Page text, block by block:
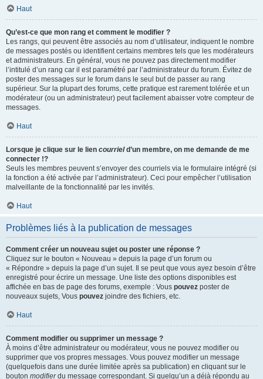
Haut
Qu’est-ce que mon rang et comment le modifier ?
Les rangs, qui peuvent être associés au nom d’utilisateur, indiquent le nombre
de messages postés ou identifient certains membres tels que les modérateurs
et administrateurs. En général, vous ne pouvez pas directement modifier
l’intitulé d’un rang car il est paramétré par l’administrateur du forum. Évitez de
poster des messages sur le forum dans le seul but de passer au rang
supérieur. Sur la plupart des forums, cette pratique est rarement tolérée et un
modérateur (ou un administrateur) peut facilement abaisser votre compteur de
messages.
Haut
Lorsque je clique sur le lien courrield’un membre, on me demande de me
connecter !?
Seuls les membres peuvent s’envoyer des courriels via le formulaire intégré (si
la fonction a été activée par l’administrateur). Ceci pour empêcher l’utilisation
malveillante de la fonctionnalité par les invités.
Haut
Problèmes liés à la publication de messages
Comment créer un nouveau sujet ou poster une réponse ?
Cliquez sur le bouton « Nouveau » depuis la page d’un forum ou
« Répondre » depuis la page d’un sujet. Il se peut que vous ayez besoin d’être
enregistré pour écrire un message. Une liste des options disponibles est
affichée en bas de page des forums, exemple : Vous pouvez poster de
nouveaux sujets, Vous pouvez joindre des fichiers, etc.
Haut
Comment modifier ou supprimer un message ?
À moins d’être administrateur ou modérateur, vous ne pouvez modifier ou
supprimer que vos propres messages. Vous pouvez modifier un message
(quelquefois dans une durée limitée après sa publication) en cliquant sur le
bouton modifierdu message correspondant. Si quelqu’un a déjà répondu au